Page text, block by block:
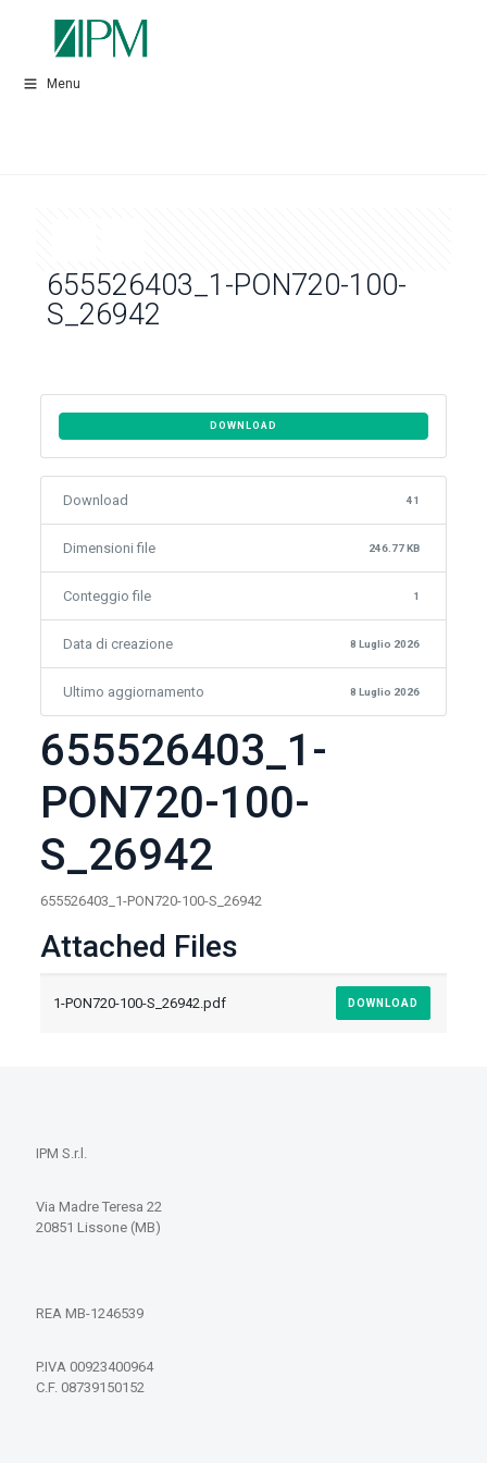
Menu
655526403_1-PON720-100-
S_26942
DOWNLOAD
Download 41
Dimensioni file 246.77 KB
Conteggio file 1
Data di creazione 8 Luglio 2026
Ultimo aggiornamento 8 Luglio 2026
655526403_1-
PON720-100-
S_26942
655526403_1-PON720-100-S_26942
Attached Files
1-PON720-100-S_26942.pdf DOWNLOAD
IPM S.r.l.
Via Madre Teresa 22
20851 Lissone (MB)
REA MB-1246539
P.IVA 00923400964
C.F. 08739150152